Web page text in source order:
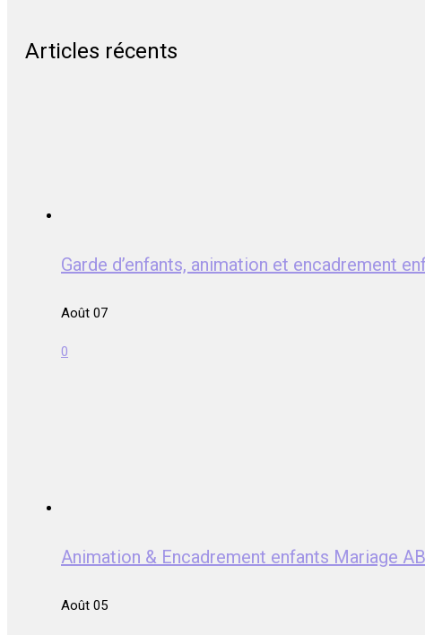
Articles récents
Garde d’enfants, animation et encadrement
Août 07
0
Animation & Encadrement enfants Mariage
Août 05